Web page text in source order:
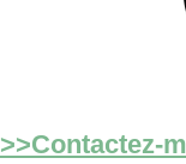
>>Contactez-